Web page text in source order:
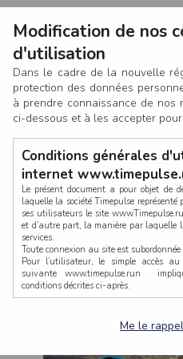
CONNEXION
Modification de nos
d'utilisation
Dans le cadre de la nouvelle
protection des données
à prendre connaissance de nos
ci-dessous et à les accepter
Conditions générales
internet
Le présent document a pour objet de
laquelle la société Timepulse
ses utilisateurs le site
et d’autre part, la manière par laquelle
services.
Toute connexion au site est
Pour l’utilisateur, le simple accès
suivante www.timepulse.run
conditions décrites ci-après.
La structure générale du site
soit, sans l'autorisation préalable et
Me le